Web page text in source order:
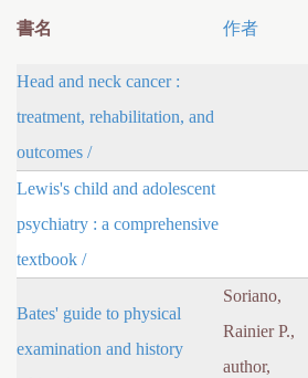
書名 作者
Head and neck cancer :
treatment, rehabilitation, and
outcomes /
Lewis's child and adolescent
psychiatry : a comprehensive
textbook /
Bates' guide to physical
examination and history
Soriano,
Rainier P.,
author,